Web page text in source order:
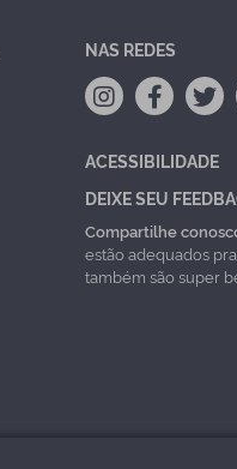
NAS REDES
ACESSIBILIDADE
DEIXE SEU
Compartilhe
estão adequados
também são super